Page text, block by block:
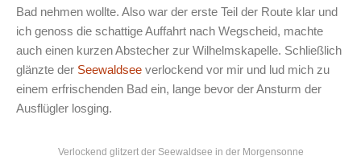
Bad nehmen wollte. Also war der erste Teil der Route klar und
ich genoss die schattige Auffahrt nach Wegscheid, machte
auch einen kurzen Abstecher zur Wilhelmskapelle. Schließlich
glänzte der Seewaldsee verlockend vor mir und lud mich zu
einem erfrischenden Bad ein, lange bevor der Ansturm der
Ausflügler losging.
Verlockend glitzert der Seewaldsee in der Morgensonne